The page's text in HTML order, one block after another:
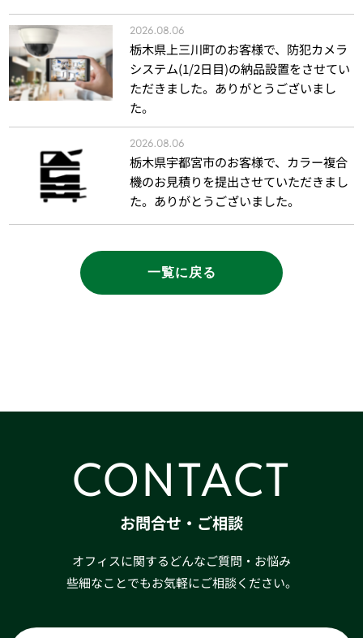
2026.08.06
栃木県上三川町のお客様で、防犯カメラ
システム(1/2日目)の納品設置をさせてい
ただきました。ありがとうございまし
た。
2026.08.06
栃木県宇都宮市のお客様で、カラー複合
機のお見積りを提出させていただきまし
た。ありがとうございました。
一覧に戻る
CONTACT
お問合せ・ご相談
オフィスに関するどんなご質問・お悩み
些細なことでもお気軽にご相談ください。